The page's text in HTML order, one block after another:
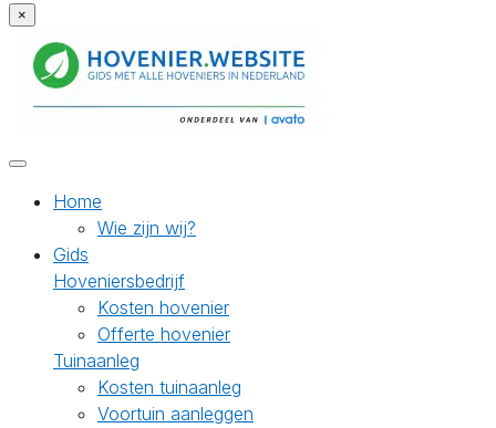
×
Home
Wie zijn wij?
Gids
Hoveniersbedrijf
Kosten hovenier
Offerte hovenier
Tuinaanleg
Kosten tuinaanleg
Voortuin aanleggen